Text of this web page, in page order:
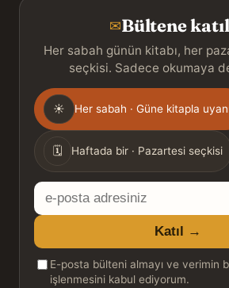
✉Bültene
Her sabah günün kitabı, her
seçkisi. Sadece okumaya
Gönderim
sıklığı
☀ Her sabah · Güne kitapla
🗓 Haftada bir · Pazartesi seçkisi
E-
posta
adresiniz
Katıl →
E-posta bülteni almayı ve verimin
işlenmesini kabul ediyorum.